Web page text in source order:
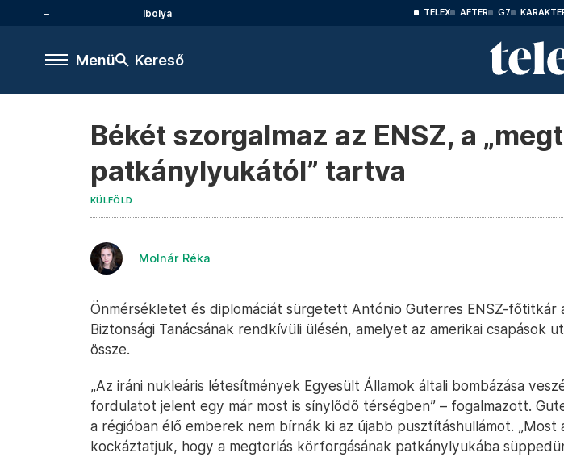
Ibolya TELEX AFTER G7
Menü Kereső
Békét szorgalmaz az ENSZ, a
patkánylyukától” tartva
KÜLFÖLD
Molnár Réka
Önmérsékletet és diplomáciát sürgetett António Guterres ENSZ-főtitkár
Biztonsági Tanácsának rendkívüli ülésén, amelyet az amerikai csapások
össze.
„Az iráni nukleáris létesítmények Egyesült Államok általi bombázása
fordulatot jelent egy már most is sínylődő térségben” – fogalmazott.
a régióban élő emberek nem bírnák ki az újabb pusztításhullámot. „Most
kockáztatjuk, hogy a megtorlás körforgásának patkánylyukába